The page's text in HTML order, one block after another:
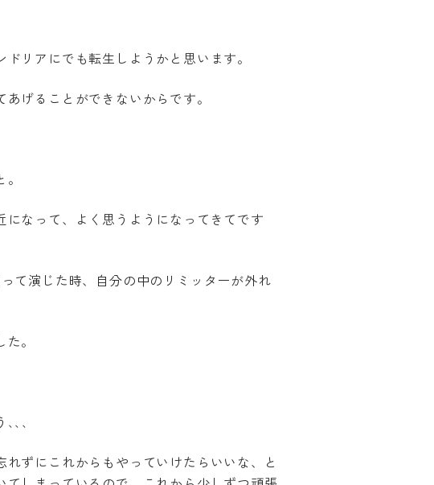
リアにでも転生しようかと思います。
げることができないからです。
なって、よく思うようになってきてです
て演じた時、自分の中のリミッターが外れ
。
､､
ずにこれからもやっていけたらいいな、と